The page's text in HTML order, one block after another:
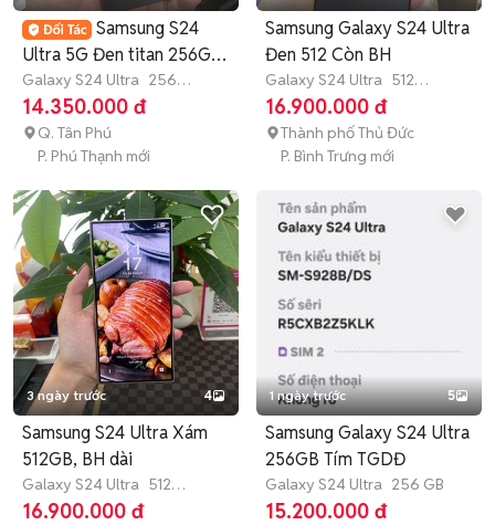
Samsung S24
Ultra 5G Đen titan 256G
Mỹ 2 sim
Galaxy S24 Ultra 256
GB Còn bảo hành
14.350.000 đ
Q. Tân Phú
P. Phú Thạnh mới
Samsung Galaxy S24 Ultra
Đen 512 Còn BH
Galaxy S24 Ultra 512
GB Còn bảo hành
16.900.000 đ
Thành phố Thủ Đức
P. Bình Trưng mới
3 ngày trước 4
Samsung S24 Ultra Xám
512GB, BH dài
Galaxy S24 Ultra 512
GB Còn bảo hành
16.900.000 đ
1 ngày trước 5
Samsung Galaxy S24 Ultra
256GB Tím TGDĐ
Galaxy S24 Ultra 256 GB
15.200.000 đ